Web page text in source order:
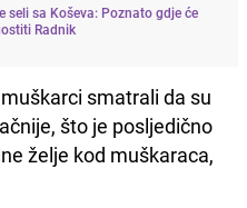
seli sa Koševa: Poznato gdje će
Radnik
smatrali da su
što je posljedično
želje kod muškaraca,